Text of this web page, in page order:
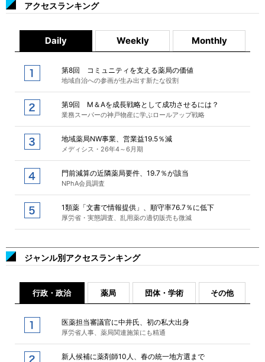
アクセスランキング
Daily Weekly Monthly
第8回 コミュニティを支える薬局の価値
地域自治への参画が生み出す新たな役割
第9回 M＆Aを成長戦略として成功させるには？
業務スーパーの神戸物産に学ぶロールアップ戦略
地域薬局NW事業、営業益19.5％減
メディシス・26年4～6月期
門前減算の近隣薬局要件、19.7％が該当
NPhA会員調査
1類薬「文書で情報提供」、順守率76.7％に低下
厚労省・実態調査、乱用薬の適切販売も微減
ジャンル別アクセスランキング
行政・政治 薬局 団体・学術 その他
医薬担当審議官に中井氏、初の私大出身
厚労省人事、薬局関連施策にも精通
新人候補に薬剤師10人、春の統一地方選まで